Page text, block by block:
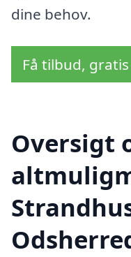
dine behov.
Få tilbud,
Oversigt